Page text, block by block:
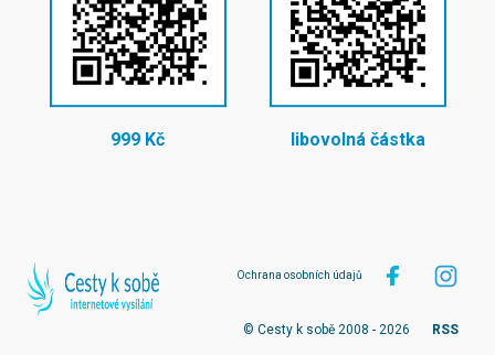
999 Kč libovolná částka
Ochrana osobních údajů
© Cesty k sobě 2008 - 2026 RSS